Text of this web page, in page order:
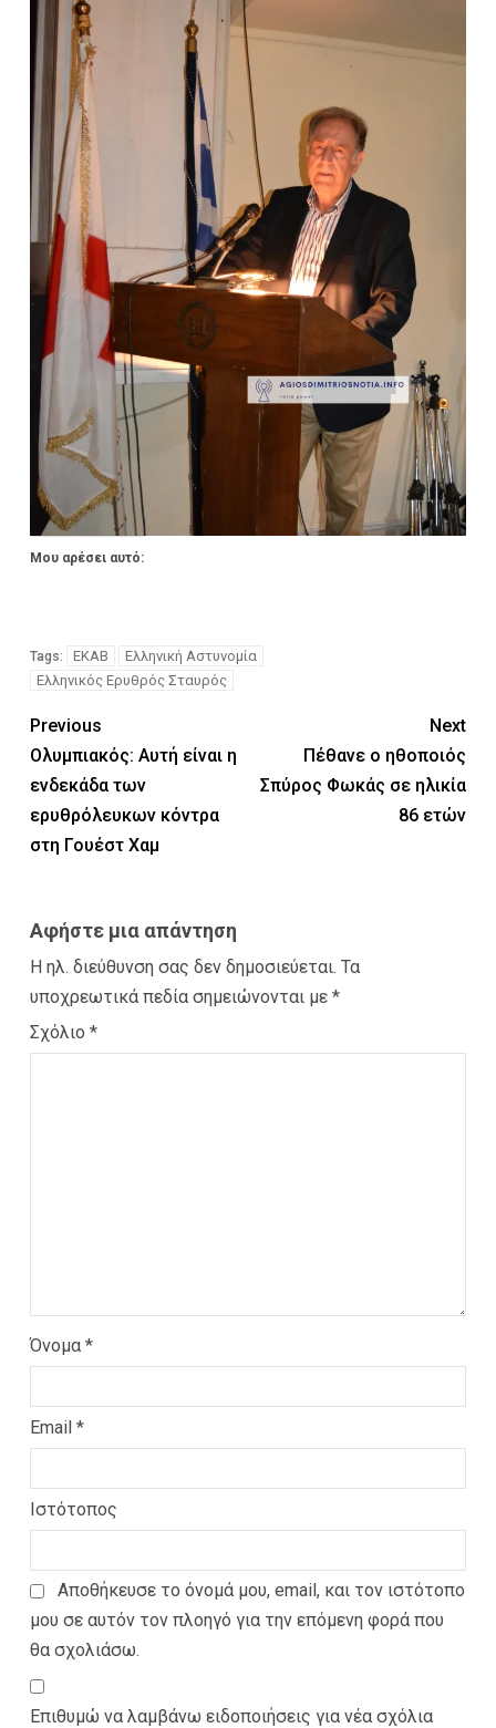
Μου αρέσει αυτό:
Tags: ΕΚΑΒ
Ελληνική Αστυνομία
Ελληνικός Ερυθρός Σταυρός
Previous
Ολυμπιακός: Αυτή είναι η
ενδεκάδα των
ερυθρόλευκων κόντρα
στη Γουέστ Χαμ
Next
Πέθανε ο ηθοποιός
Σπύρος Φωκάς σε ηλικία
86 ετών
Αφήστε μια απάντηση
Η ηλ. διεύθυνση σας δεν δημοσιεύεται. Τα
υποχρεωτικά πεδία σημειώνονται με *
Σχόλιο *
Όνομα *
Email *
Ιστότοπος
Αποθήκευσε το όνομά μου, email, και τον ιστότοπο
μου σε αυτόν τον πλοηγό για την επόμενη φορά που
θα σχολιάσω.
Επιθυμώ να λαμβάνω ειδοποιήσεις για νέα σχόλια